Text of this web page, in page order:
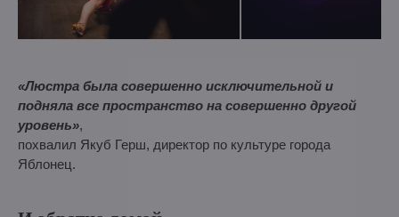
«Люстра была совершенно исключительной и
подняла все пространство на совершенно другой
уровень»,
похвалил Якуб Герш, директор по культуре города
Яблонец.